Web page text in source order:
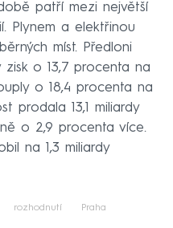
patří mezi největší
Plynem a elektřinou
míst. Předloni
o 13,7 procenta na
o 18,4 procenta na
prodala 13,1 miliardy
o 2,9 procenta více.
na 1,3 miliardy
rozhodnutí Praha